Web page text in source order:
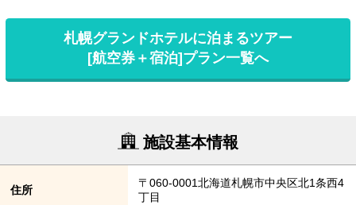
札幌グランドホテルに泊まるツアー
[航空券＋宿泊]プラン一覧へ
施設基本情報
住所
〒060-0001北海道札幌市中央区北1条西4
丁目